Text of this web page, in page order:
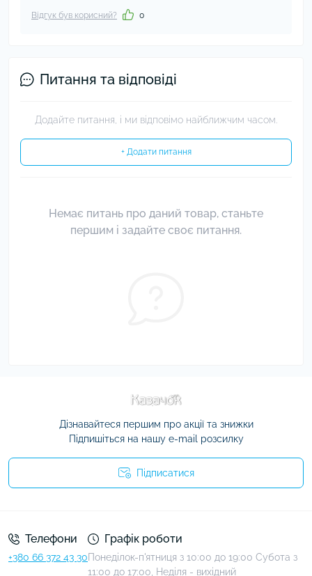
Відгук був корисний? 0
Питання та відповіді
Додайте питання, і ми відповімо найближчим часом.
+ Додати питання
Немає питань про даний товар, станьте
першим і задайте своє питання.
Дізнавайтеся першим про акції та знижки
Підпишіться на нашу e-mail розсилку
Підписатися
Телефони
+380 66 372 43 30
Графік роботи
Понеділок-п'ятниця з 10:00 до 19:00 Субота з
11:00 до 17:00, Неділя - вихідний